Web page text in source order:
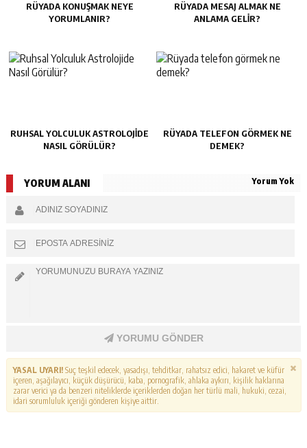
RÜYADA KONUŞMAK NEYE
YORUMLANIR?
RÜYADA MESAJ ALMAK NE
ANLAMA GELIR?
RUHSAL YOLCULUK ASTROLOJIDE
NASIL GÖRÜLÜR?
RÜYADA TELEFON GÖRMEK NE
DEMEK?
YORUM ALANI Yorum Yok
YORUMU GÖNDER
YASAL UYARI!Suç teşkil edecek, yasadışı, tehditkar, rahatsız edici, hakaret ve küfür
içeren, aşağılayıcı, küçük düşürücü, kaba, pornografik, ahlaka aykırı, kişilik haklarına
zarar verici ya da benzeri niteliklerde içeriklerden doğan her türlü mali, hukuki, cezai,
idari sorumluluk içeriği gönderen kişiye aittir.